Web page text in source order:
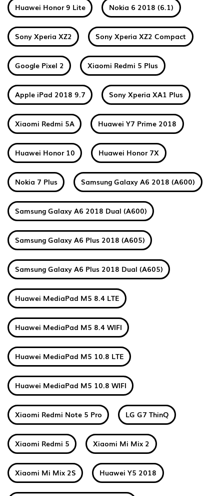
Huawei Honor 9 Lite Nokia 6 2018 (6.1)
Sony Xperia XZ2 Sony Xperia XZ2 Compact
Google Pixel 2 Xiaomi Redmi 5 Plus
Apple iPad 2018 9.7 Sony Xperia XA1 Plus
Xiaomi Redmi 5A Huawei Y7 Prime 2018
Huawei Honor 10 Huawei Honor 7X
Nokia 7 Plus Samsung Galaxy A6 2018 (A600)
Samsung Galaxy A6 2018 Dual (A600)
Samsung Galaxy A6 Plus 2018 (A605)
Samsung Galaxy A6 Plus 2018 Dual (A605)
Huawei MediaPad M5 8.4 LTE
Huawei MediaPad M5 8.4 WIFI
Huawei MediaPad M5 10.8 LTE
Huawei MediaPad M5 10.8 WIFI
Xiaomi Redmi Note 5 Pro LG G7 ThinQ
Xiaomi Redmi 5 Xiaomi Mi Mix 2
Xiaomi Mi Mix 2S Huawei Y5 2018